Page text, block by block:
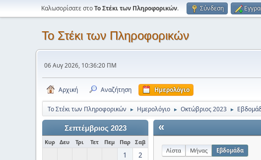
Καλωσορίσατε στοΤο Στέκι των Πληροφορικών. Σύνδεση
Το Στέκι των Πληροφορικών
06 Αυγ 2026, 10:36:20 ΠΜ
Αρχική Αναζήτηση Ημερολόγιο
Το Στέκι των Πληροφορικών ► Ημερολόγιο ► Οκτώβριος 2023 ►
Σεπτέμβριος 2023
Κυρ Δευ Τρι Τετ Πεμ Παρ Σαβ
1
2
«
Λίστα Μήνας Εβδομάδα